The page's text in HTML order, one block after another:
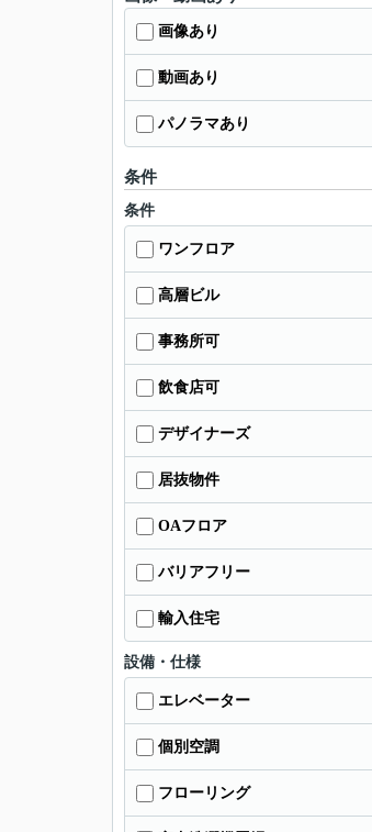
画像あり
動画あり
パノラマあり
条件
条件
ワンフロア
高層ビル
事務所可
飲食店可
デザイナーズ
居抜物件
OAフロア
バリアフリー
輸入住宅
設備・仕様
エレベーター
個別空調
フローリング